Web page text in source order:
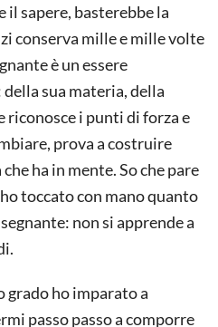
sapere, basterebbe la
conserva mille e mille volte
è un essere
sua materia, della
riconosce i punti di forza e
prova a costruire
ha in mente. So che pare
toccato con mano quanto
non si apprende a
grado ho imparato a
passo passo a comporre